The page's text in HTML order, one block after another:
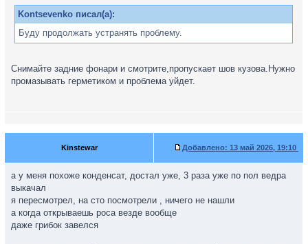
Kontsevenko писал(а):
Буду продолжать устранять проблему.
Снимайте задние фонари и смотрите,пропускает шов кузова.Нужно
промазывать герметиком и проблема уйдет.
Kinstewar Добавлено: 13 май 2026, 19:10
а у меня похоже конденсат, достал уже, 3 раза уже по пол ведра
выкачал
я пересмотрел, на сто посмотрели , ничего не нашли
а когда открываешь роса везде вообще
даже грибок завелся